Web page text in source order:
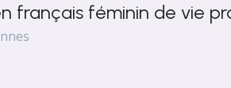
français féminin de vie